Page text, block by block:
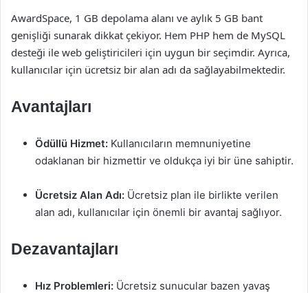
AwardSpace, 1 GB depolama alanı ve aylık 5 GB bant
genişliği sunarak dikkat çekiyor. Hem PHP hem de MySQL
desteği ile web geliştiricileri için uygun bir seçimdir. Ayrıca,
kullanıcılar için ücretsiz bir alan adı da sağlayabilmektedir.
Avantajları
Ödüllü Hizmet: Kullanıcıların memnuniyetine
odaklanan bir hizmettir ve oldukça iyi bir üne sahiptir.
Ücretsiz Alan Adı: Ücretsiz plan ile birlikte verilen
alan adı, kullanıcılar için önemli bir avantaj sağlıyor.
Dezavantajları
Hız Problemleri: Ücretsiz sunucular bazen yavaş